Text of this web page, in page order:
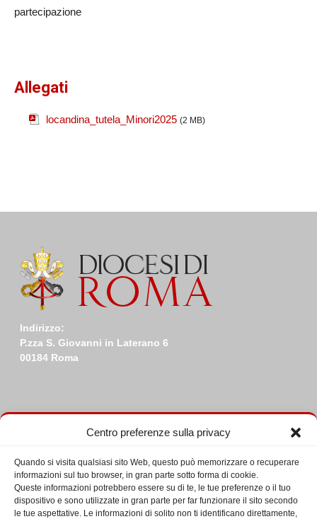
Centro preferenze sulla privacy
Quando si visita qualsiasi sito Web, questo può memorizzare o recuperare
informazioni sul tuo browser, in gran parte sotto forma di cookie.
Queste informazioni potrebbero essere su di te, le tue preferenze o il tuo
dispositivo e sono utilizzate in gran parte per far funzionare il sito secondo
le tue aspettative. Le informazioni di solito non ti identificano direttamente,
partecipazione
Allegati
locandina_tutela_Minori2025 (2 MB)
Indirizzo:
P.zza S. Giovanni in Laterano 6
00184 Roma
Calendario incontri
Eventi in Agosto 2026
LLUNEDÌ
MMARTEDÌ
MMERCOLEDÌ
GGIOVEDÌ
VVENERDÌ
SSABATO
D